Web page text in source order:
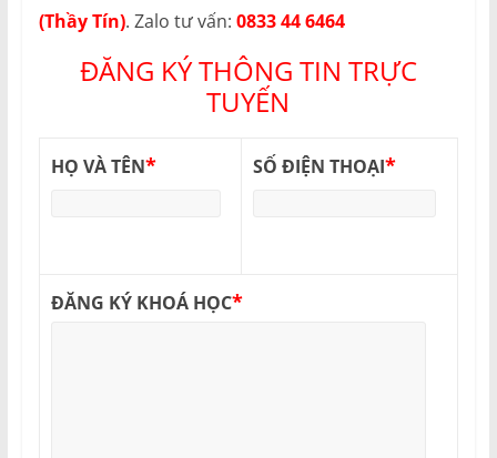
(Thầy Tín). Zalo tư vấn: 0833 44 6464
ĐĂNG KÝ THÔNG TIN TRỰC
TUYẾN
HỌ VÀ TÊN* SỐ ĐIỆN THOẠI*
ĐĂNG KÝ KHOÁ HỌC*